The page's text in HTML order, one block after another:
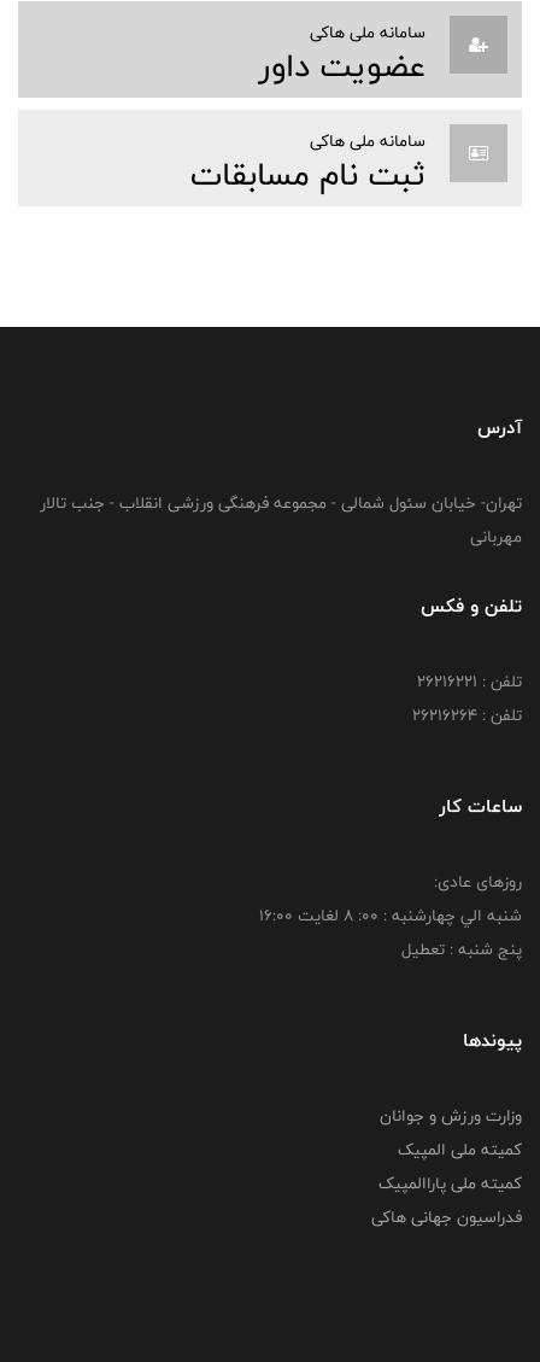
سامانه ملی هاکی
عضویت داور
سامانه ملی هاکی
ثبت نام مسابقات
آدرس
تهران- خیابان سئول شمالی - مجموعه فرهنگی ورزشی انقلاب - جنب تالار
مهربانی
تلفن و فکس
تلفن : 26216221
تلفن : 26216264
ساعات کار
روزهای عادی:
شنبه الي چهارشنبه : 00: 8 لغايت 16:00
پنج شنبه : تعطیل
پیوندها
وزارت ورزش و جوانان
کمیته ملی المپیک
کمیته ملی پاراالمپیک
فدراسیون جهانی هاکی